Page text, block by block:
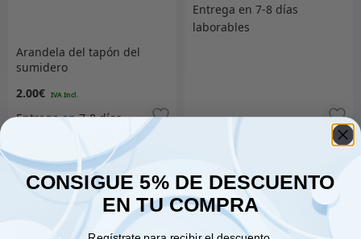
Arandela del tapón del
sumidero
2.00€
Añadir al carrito Añadir al carrito
CONSIGUE 5% DE DESCUENTO
EN TU COMPRA